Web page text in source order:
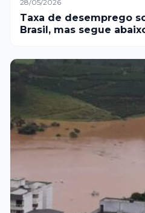
28/05/2026
Taxa de desemprego
Brasil, mas segue